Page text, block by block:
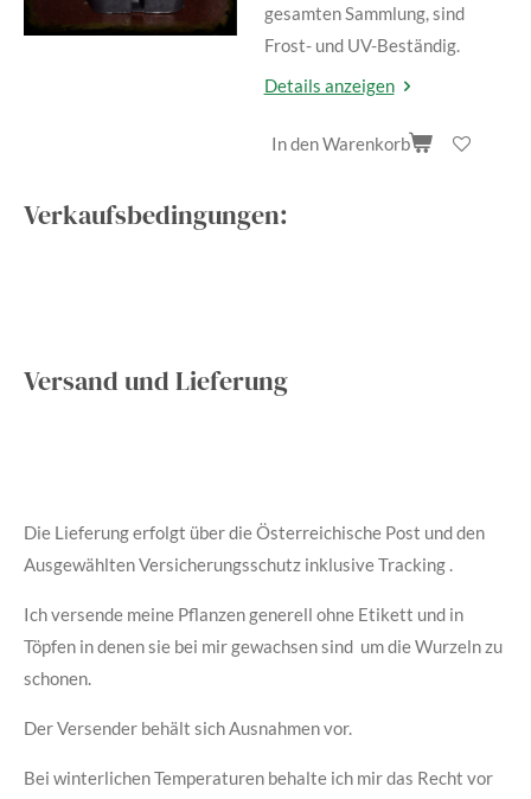
gesamten Sammlung, sind
Frost- und UV-Beständig.
Details anzeigen
In den Warenkorb
Verkaufsbedingungen:
Versand und Lieferung
Die Lieferung erfolgt über die Österreichische Post und den
Ausgewählten Versicherungsschutz inklusive Tracking .
Ich versende meine Pflanzen generell ohne Etikett und in
Töpfen in denen sie bei mir gewachsen sind um die Wurzeln zu
schonen.
Der Versender behält sich Ausnahmen vor.
Bei winterlichen Temperaturen behalte ich mir das Recht vor